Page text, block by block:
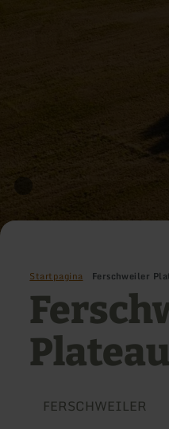
Startpagina Ferschweiler
Plateau
FERSCHWEILER